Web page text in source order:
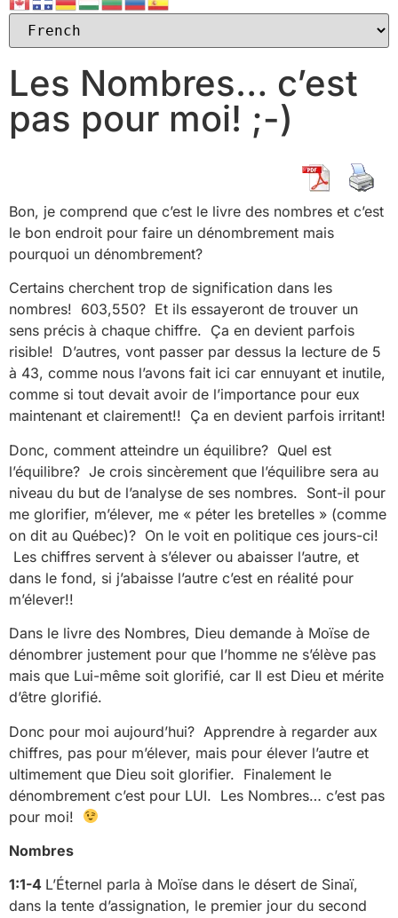
Les Nombres… c’est
pas pour moi! ;-)
Bon, je comprend que c’est le livre des nombres et c’est
le bon endroit pour faire un dénombrement mais
pourquoi un dénombrement?
Certains cherchent trop de signification dans les
nombres! 603,550? Et ils essayeront de trouver un
sens précis à chaque chiffre. Ça en devient parfois
risible! D’autres, vont passer par dessus la lecture de 5
à 43, comme nous l’avons fait ici car ennuyant et inutile,
comme si tout devait avoir de l’importance pour eux
maintenant et clairement!! Ça en devient parfois irritant!
Donc, comment atteindre un équilibre? Quel est
l’équilibre? Je crois sincèrement que l’équilibre sera au
niveau du but de l’analyse de ses nombres. Sont-il pour
me glorifier, m’élever, me « péter les bretelles » (comme
on dit au Québec)? On le voit en politique ces jours-ci!
Les chiffres servent à s’élever ou abaisser l’autre, et
dans le fond, si j’abaisse l’autre c’est en réalité pour
m’élever!!
Dans le livre des Nombres, Dieu demande à Moïse de
dénombrer justement pour que l’homme ne s’élève pas
mais que Lui-même soit glorifié, car Il est Dieu et mérite
d’être glorifié.
Donc pour moi aujourd’hui? Apprendre à regarder aux
chiffres, pas pour m’élever, mais pour élever l’autre et
ultimement que Dieu soit glorifier. Finalement le
dénombrement c’est pour LUI. Les Nombres… c’est pas
pour moi!
Nombres
1:1-4 L’Éternel parla à Moïse dans le désert de Sinaï,
dans la tente d’assignation, le premier jour du second